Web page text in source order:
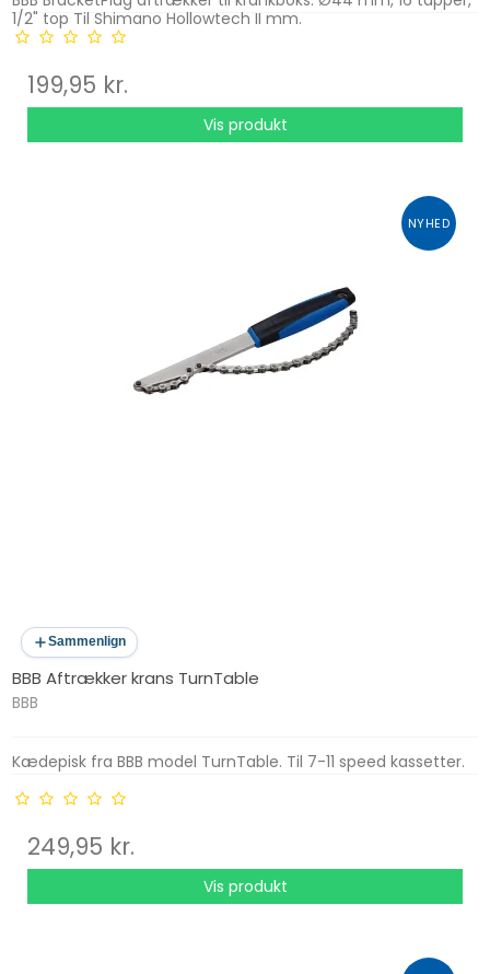
1/2" top Til Shimano Hollowtech II mm.
199,95 kr.
Vis produkt
NYHED
Sammenlign
BBB Aftrækker krans TurnTable
BBB
Kædepisk fra BBB model TurnTable. Til 7-11 speed kassetter.
249,95 kr.
Vis produkt